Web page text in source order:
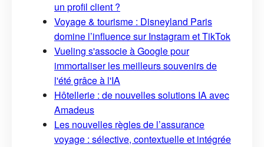
un profil client ?
Voyage & tourisme : Disneyland Paris
domine l’influence sur Instagram et TikTok
Vueling s'associe à Google pour
immortaliser les meilleurs souvenirs de
l'été grâce à l'IA
Hôtellerie : de nouvelles solutions IA avec
Amadeus
Les nouvelles règles de l’assurance
voyage : sélective, contextuelle et intégrée